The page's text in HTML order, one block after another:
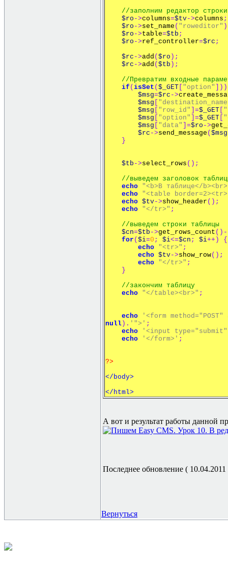
//заполним редактор строки
$ro ->columns=$tv->columns ;
$ro ->set_name ( "roweditor"
$ro ->table=$tb ;
$ro ->ref_controller=$rc ;
$rc ->add ( $ro );
$rc ->add ( $tb );
//Превратим входные
if ( isSet ( $_GET "option"
]))
$msg=$rc ->
$msg
$msg
"row_id" ]=$_GET
$msg
"option" ]=$_GET
$msg
"data" ]=$ro ->
$rc ->send_message ( $msg
}
$tb ->select_rows ();
//выведем заголовок
echo
"<b>В таблице</
echo
"<table
echo $tv->show_header ();
echo
"</tr>" ;
//выведем строки таблицы
$cn=$tb ->get_rows_count ()-
for ( $i=0 ; $i<=$cn ; $i++)
{
echo
"<tr>" ;
echo $tv->show_row();
echo
"</tr>" ;
}
//закончим таблицу
echo
"</table><br>" ;
echo
'<form
null ). '">' ;
echo
'<input
echo
'</form>' ;
?>
</body>
</html>
А вот и результат работы данной
Последнее обновление ( 10.04.2011
Вернуться